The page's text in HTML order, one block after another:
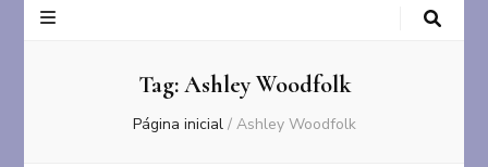
Tag:Ashley Woodfolk
Página inicial / Ashley Woodfolk